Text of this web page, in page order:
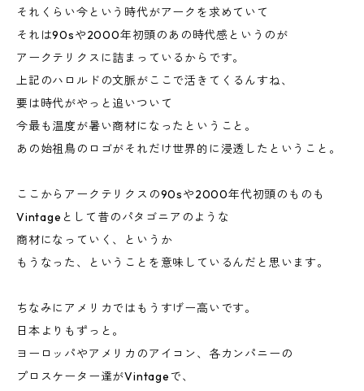
それくらい今という時代がアークを求めていて
それは90sや2000年初頭のあの時代感というのが
アークテリクスに詰まっているからです。
上記のハロルドの文脈がここで活きてくるんすね、
要は時代がやっと追いついて
今最も温度が暑い商材になったということ。
あの始祖鳥のロゴがそれだけ世界的に浸透したということ。
ここからアークテリクスの90sや2000年代初頭のものも
Vintageとして昔のパタゴニアのような
商材になっていく、というか
もうなった、ということを意味しているんだと思います。
ちなみにアメリカではもうすげー高いです。
日本よりもずっと。
ヨーロッパやアメリカのアイコン、各カンパニーの
プロスケーター達がVintageで、